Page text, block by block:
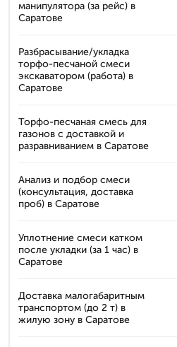
манипулятора (за рейс) в
Саратове
Разбрасывание/укладка
торфо-песчаной смеси
экскаватором (работа) в
Саратове
Торфо-песчаная смесь для
газонов с доставкой и
разравниванием в Саратове
Анализ и подбор смеси
(консультация, доставка
проб) в Саратове
Уплотнение смеси катком
после укладки (за 1 час) в
Саратове
Доставка малогабаритным
транспортом (до 2 т) в
жилую зону в Саратове